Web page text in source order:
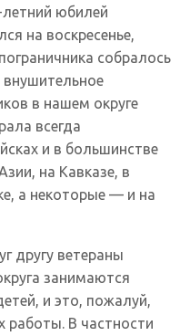
юбилей
на воскресенье,
собралось
внушительное
в нашем округе
всегда
и в большинстве
на Кавказе, в
а некоторые — и на
другу ветераны
занимаются
и это, пожалуй,
работы. В частности